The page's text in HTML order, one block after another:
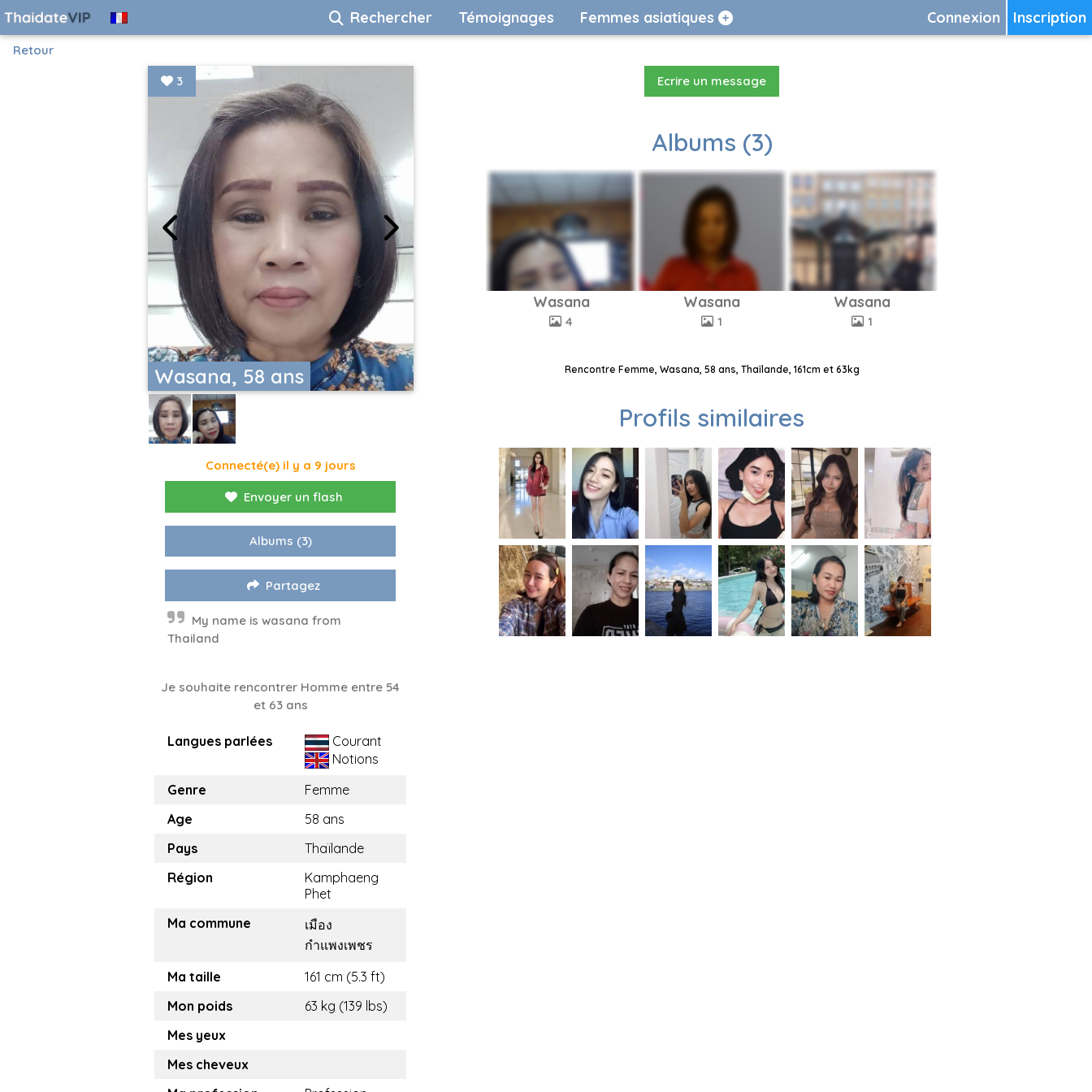
Inscription
Connexion
Rechercher Témoignages Femmes asiatiques
Retour
Wasana, 58 ans
3
Connecté(e) il y a 9 jours
Envoyer un flash
Albums (3)
Partagez
My name is wasana from
Thailand
Je souhaite rencontrer Homme entre 54
et 63 ans
Langues parlées
Courant
Notions
Genre
Femme
Age
58 ans
Pays
Thaïlande
Région
Kamphaeng
Phet
Ma commune
เมือง
กำแพงเพชร
Ma taille
161 cm (5.3 ft)
Mon poids
63 kg (139 lbs)
Mes yeux
Mes cheveux
Ecrire un message
Albums (3)
Wasana
4
Wasana
1
Wasana
1
Rencontre Femme, Wasana, 58 ans, Thaïlande, 161cm et 63kg
Profils similaires